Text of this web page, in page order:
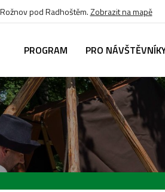
pod Radhoštěm.Zobrazit na mapě
PROGRAM PRO